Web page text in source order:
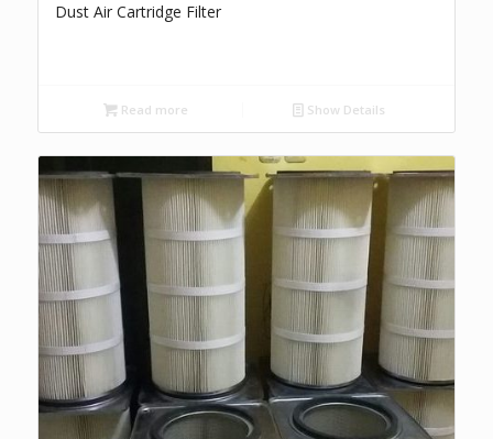
Dust Air Cartridge Filter
Read more Show Details